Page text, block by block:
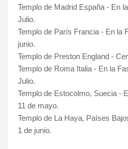
Templo de Madrid España - En
Julio.
Templo de París Francia - En la
junio.
Templo de Preston England -
Templo de Roma Italia - En la
Julio.
Templo de Estocolmo, Suecia -
11 de mayo.
Templo de La Haya, Países
1 de junio.